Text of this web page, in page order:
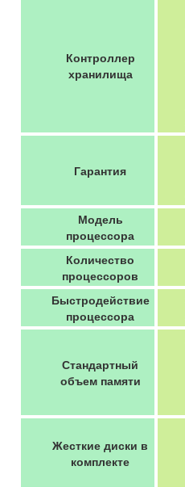
Контроллер
хранилища
Гарантия
Модель
процессора
Количество
процессоров
Быстродействие
процессора
Стандартный
объем памяти
Жесткие диски в
комплекте